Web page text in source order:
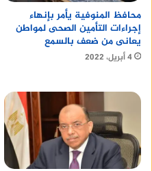
محافظ المنوفية يأمر بإنهاء
إجراءات التأمين الصحى لمواطن
يعانى من ضعف بالسمع
4 أبريل، 2022